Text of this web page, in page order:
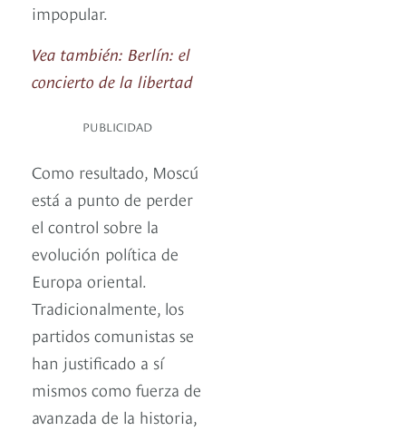
impopular.
Vea también: Berlín: el
concierto de la libertad
PUBLICIDAD
Como resultado, Moscú
está a punto de perder
el control sobre la
evolución política de
Europa oriental.
Tradicionalmente, los
partidos comunistas se
han justificado a sí
mismos como fuerza de
avanzada de la historia,